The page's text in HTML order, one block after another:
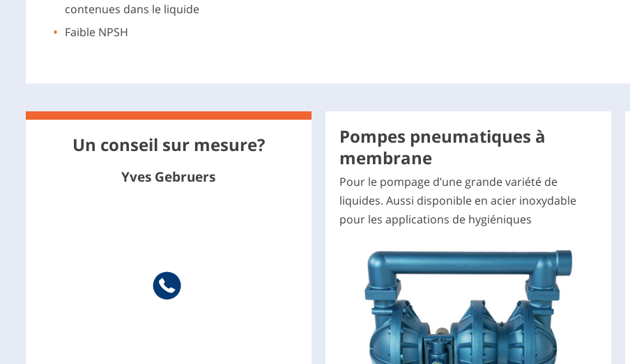
contenues dans le liquide
Faible NPSH
Telephone
Un conseil sur mesure?
Yves Gebruers
Pompes pneumatiques à
membrane
Pour le pompage d’une grande variété de
liquides. Aussi disponible en acier inoxydable
pour les applications de hygiéniques